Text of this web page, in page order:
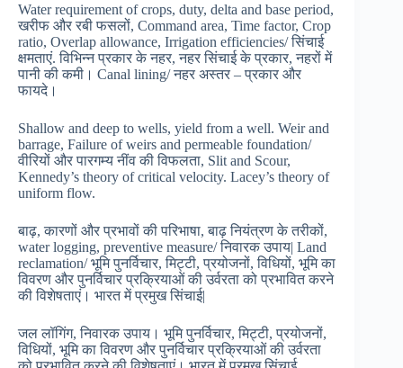
Water requirement of crops, duty, delta and base period,
खरीफ और रबी फसलों, Command area, Time factor, Crop
ratio, Overlap allowance, Irrigation efficiencies/ सिंचाई
क्षमताएं. विभिन्न प्रकार के नहर, नहर सिंचाई के प्रकार, नहरों में
पानी की कमी। Canal lining/ नहर अस्तर – प्रकार और
फायदे।
Shallow and deep to wells, yield from a well. Weir and
barrage, Failure of weirs and permeable foundation/
वीरियों और पारगम्य नींव की विफलता, Slit and Scour,
Kennedy’s theory of critical velocity. Lacey’s theory of
uniform flow.
बाढ़, कारणों और प्रभावों की परिभाषा, बाढ़ नियंत्रण के तरीकों,
water logging, preventive measure/ निवारक उपाय| Land
reclamation/ भूमि पुनर्विचार, मिट्टी, प्रयोजनों, विधियों, भूमि का
विवरण और पुनर्विचार प्रक्रियाओं की उर्वरता को प्रभावित करने
की विशेषताएं। भारत में प्रमुख सिंचाई|
जल लॉगिंग, निवारक उपाय। भूमि पुनर्विचार, मिट्टी, प्रयोजनों,
विधियों, भूमि का विवरण और पुनर्विचार प्रक्रियाओं की उर्वरता